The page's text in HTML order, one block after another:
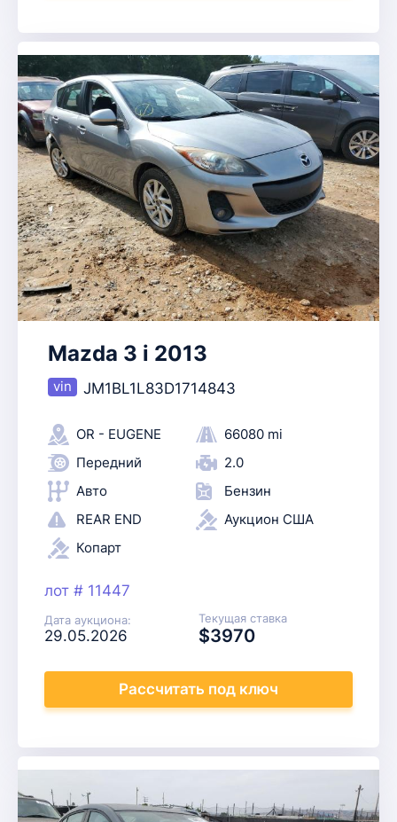
Mazda 3 i 2013
JM1BL1L83D1714843
OR - EUGENE
66080 mi
Передний
2.0
Авто
Бензин
REAR END
Аукцион США
Копарт
лот # 11447
Дата аукциона:
29.05.2026
Текущая ставка
$3970
Рассчитать под ключ